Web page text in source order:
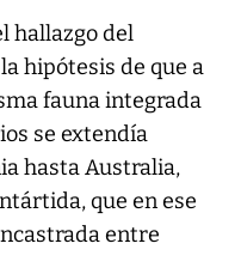
hallazgo del
hipótesis de que a
fauna integrada
se extendía
hasta Australia,
que en ese
entre